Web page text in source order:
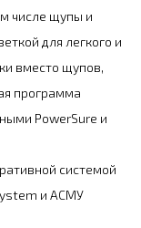
числе щупы и
для легкого и
вместо щупов,
программа
PowerSure и
системой
и АСМУ